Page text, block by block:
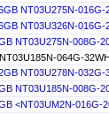
NT03U275N-016G-
NT03U326N-016G-
NT03U275N-008G-
064G-
NT03U278N-032G-
NT03U185N-008G-
<NT03UM2N-016G-